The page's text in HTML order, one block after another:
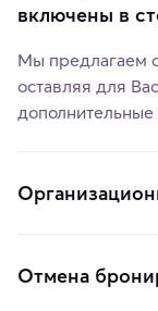
включены в
Мы предлагаем
оставляя для
дополнительные
Отмена